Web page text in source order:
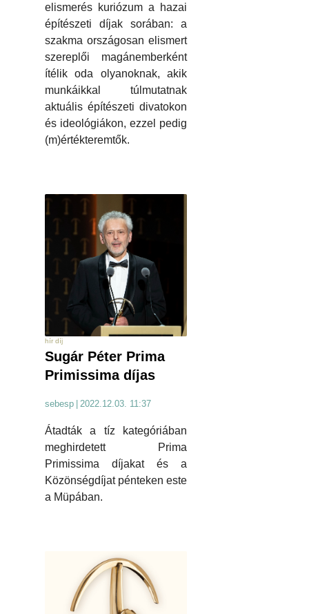
elismerés kuriózum a hazai
építészeti díjak sorában: a
szakma országosan elismert
szereplői magánemberként
ítélik oda olyanoknak, akik
munkáikkal túlmutatnak
aktuális építészeti divatokon
és ideológiákon, ezzel pedig
(m)értékteremtők.
hír díj
Sugár Péter Prima
Primissima díjas
sebesp | 2022.12.03. 11:37
Átadták a tíz kategóriában
meghirdetett Prima
Primissima díjakat és a
Közönségdíjat pénteken este
a Müpában.